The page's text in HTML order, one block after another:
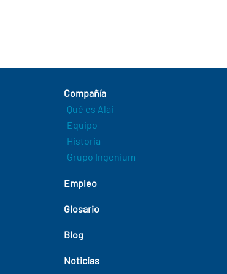
Compañía
Qué es Alai
Equipo
Historia
Grupo Ingenium
Empleo
Glosario
Blog
Noticias